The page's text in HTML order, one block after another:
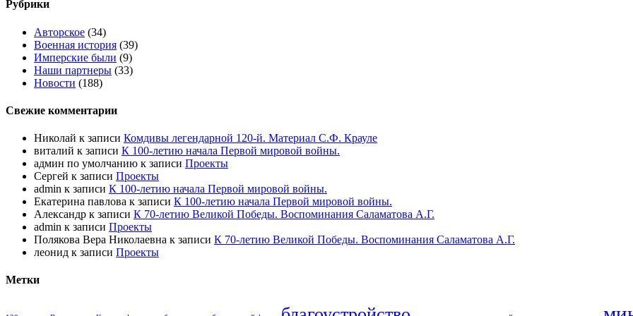
Рубрики
Авторское (34)
Военная история (39)
Имперские были (9)
Наши партнеры (33)
Новости (188)
Свежие комментарии
Николай к записи Комдивы легендарной 120-й. Материал С.Ф. Крауле
виталий к записи К 100-летию начала Первой мировой войны.
админ по умолчанию к записи Проекты
Сергей к записи Проекты
admin к записи К 100-летию начала Первой мировой войны.
Екатерина павлова к записи К 100-летию начала Первой мировой войны.
Александр к записи К 70-летию Великой Победы. Воспоминания Саламатова А.Г.
admin к записи Проекты
Полякова Вера Николаевна к записи К 70-летию Великой Победы. Воспоминания Саламатова А.Г.
леонид к записи Проекты
Метки